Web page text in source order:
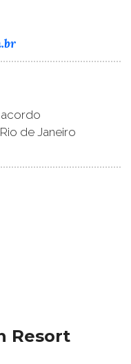
acordo
de Janeiro
Resort